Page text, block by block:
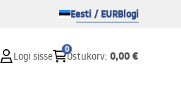
Eesti / EURBlogi
Logi sisse
0
Ostukorv: 0,00 €